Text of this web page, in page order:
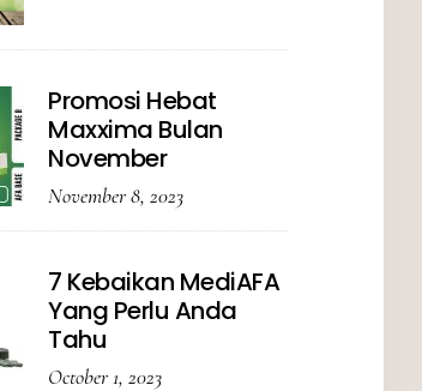
Promosi Hebat
Maxxima Bulan
November
November 8, 2023
7 Kebaikan MediAFA
Yang Perlu Anda
Tahu
October 1, 2023